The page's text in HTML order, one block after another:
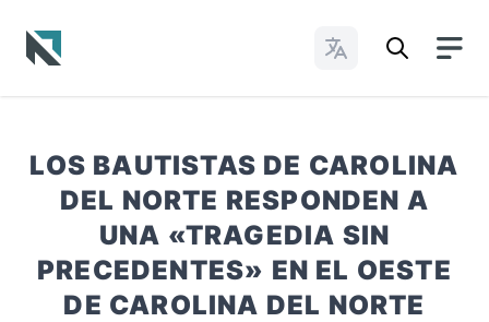
Cambiar idioma
LOS BAUTISTAS DE CAROLINA
DEL NORTE RESPONDEN A
UNA «TRAGEDIA SIN
PRECEDENTES» EN EL OESTE
DE CAROLINA DEL NORTE